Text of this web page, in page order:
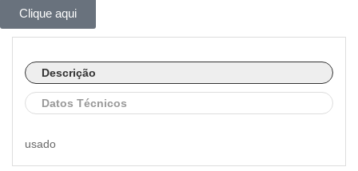
Clique aqui
Descrição
Datos Técnicos
usado